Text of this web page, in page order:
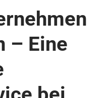
– Eine